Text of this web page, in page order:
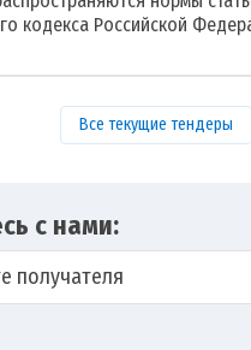
кодекса Российской
Все текущие тендеры
с нами:
получателя